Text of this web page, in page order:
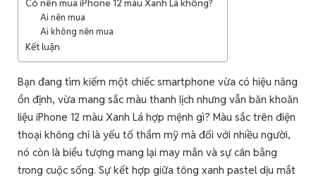
Có nên mua iPhone 12 màu Xanh Lá không?
Ai nên mua
Ai không nên mua
Kết luận
Bạn đang tìm kiếm một chiếc smartphone vừa có hiệu năng
ổn định, vừa mang sắc màu thanh lịch nhưng vẫn băn khoăn
liệu iPhone 12 màu Xanh Lá hợp mệnh gì? Màu sắc trên điện
thoại không chỉ là yếu tố thẩm mỹ mà đối với nhiều người,
nó còn là biểu tượng mang lại may mắn và sự cân bằng
trong cuộc sống. Sự kết hợp giữa tông xanh pastel dịu mắt